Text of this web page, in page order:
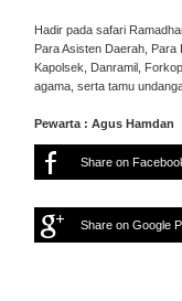
Hadir pada safari
Para Asisten Daerah, Para
Kapolsek, Danramil,
agama, serta tamu
Pewarta : Agus Hamdan
Share on
Share on Google